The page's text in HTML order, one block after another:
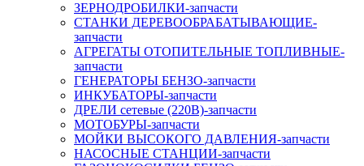
ЗЕРНОДРОБИЛКИ-запчасти
СТАНКИ ДЕРЕВООБРАБАТЫВАЮЩИЕ-
запчасти
АГРЕГАТЫ ОТОПИТЕЛЬНЫЕ ТОПЛИВНЫЕ-
запчасти
ГЕНЕРАТОРЫ БЕНЗО-запчасти
ИНКУБАТОРЫ-запчасти
ДРЕЛИ сетевые (220В)-запчасти
МОТОБУРЫ-запчасти
МОЙКИ ВЫСОКОГО ДАВЛЕНИЯ-запчасти
НАСОСНЫЕ СТАНЦИИ-запчасти